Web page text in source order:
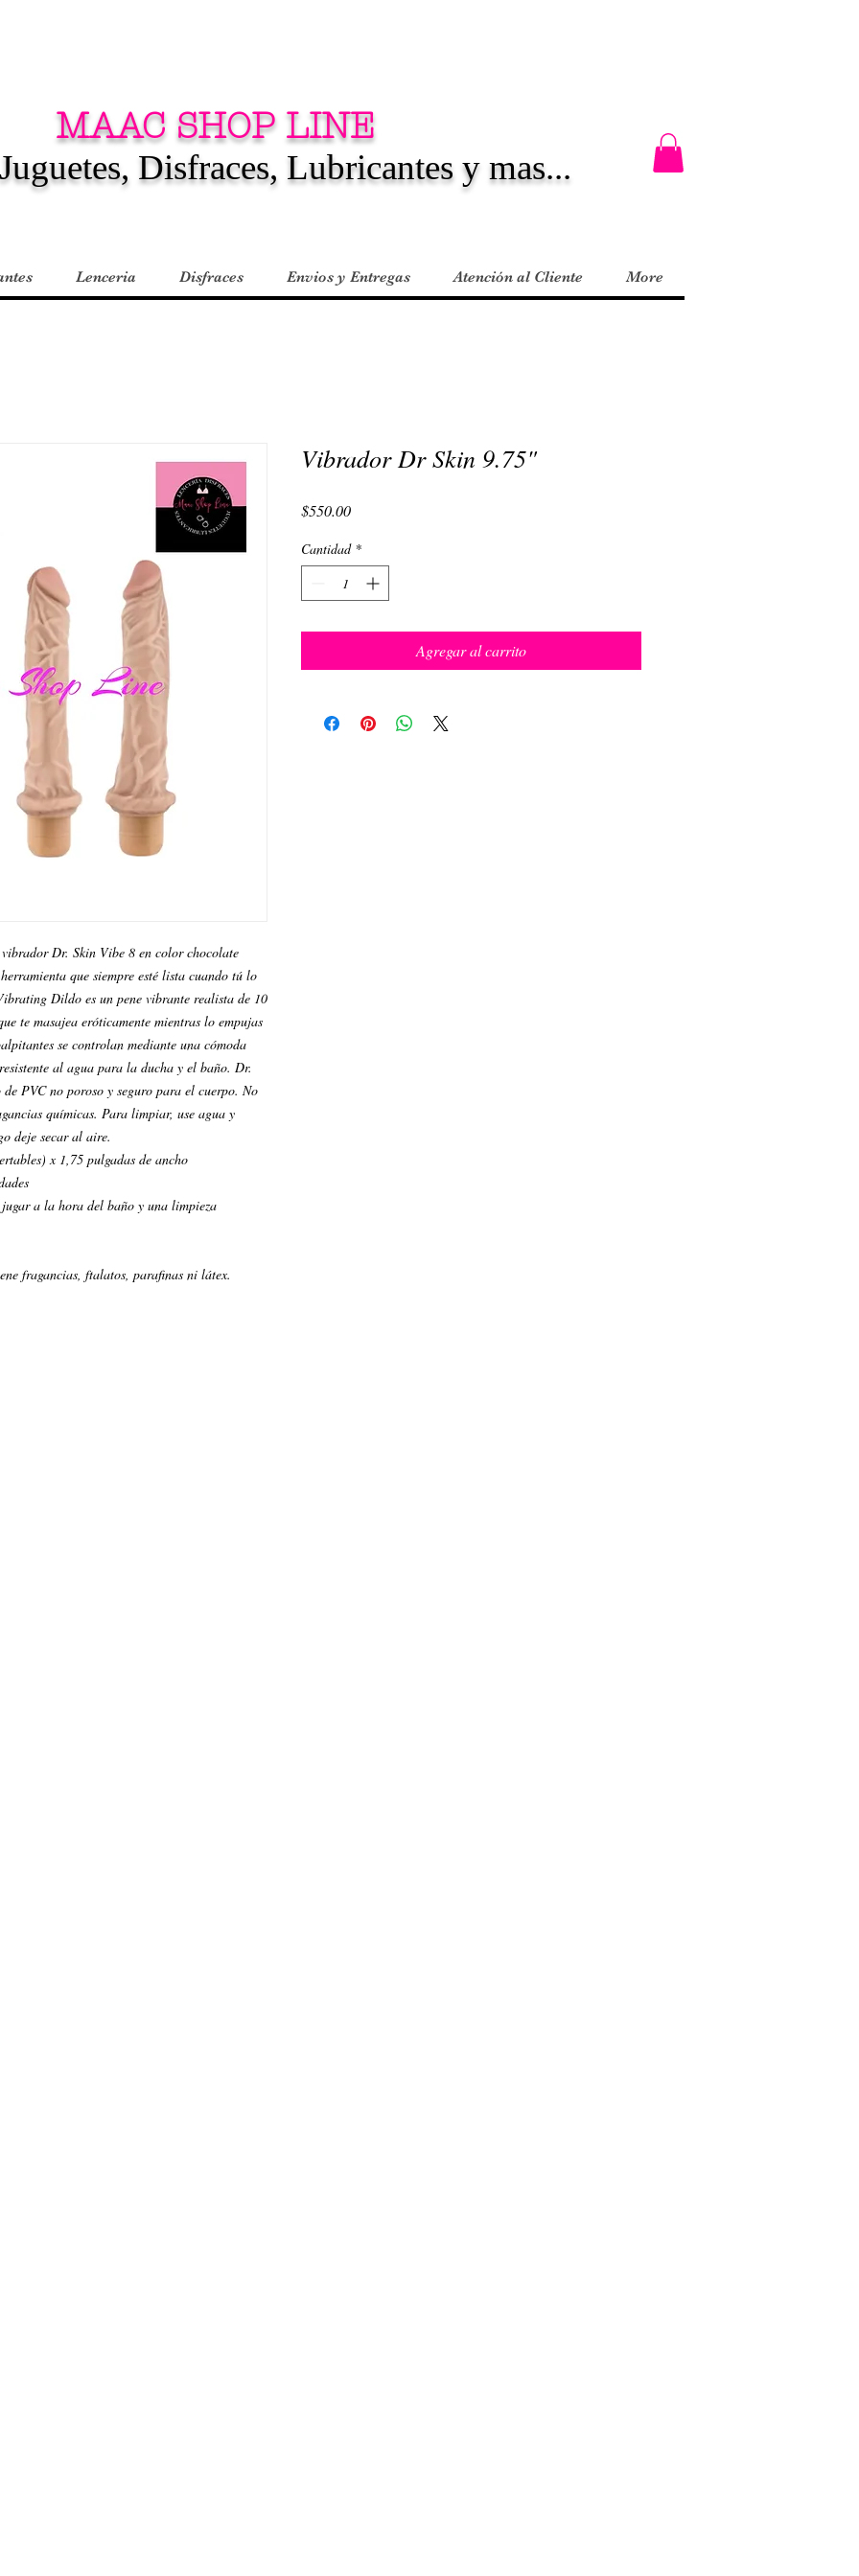
MAAC SHOP LINE
Disfraces, Lubricantes y mas...
Lenceria Disfraces Envios y Entregas Atención al Cliente More
Dr. Skin Vibe 8 en color chocolate
que siempre esté lista cuando tú lo
Dildo es un pene vibrante realista de 10
te masajea eróticamente mientras lo empujas
se controlan mediante una cómoda
al agua para la ducha y el baño. Dr.
PVC no poroso y seguro para el cuerpo. No
químicas. Para limpiar, use agua y
deje secar al aire.
x 1,75 pulgadas de ancho
a la hora del baño y una limpieza
fragancias, ftalatos, parafinas ni látex.
Vibrador Dr Skin 9.75"
$550.00Precio
Cantidad *
Agregar al carrito